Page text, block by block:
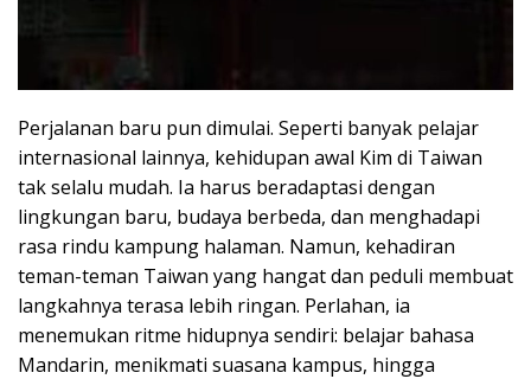
Perjalanan baru pun dimulai. Seperti banyak pelajar
internasional lainnya, kehidupan awal Kim di Taiwan
tak selalu mudah. Ia harus beradaptasi dengan
lingkungan baru, budaya berbeda, dan menghadapi
rasa rindu kampung halaman. Namun, kehadiran
teman-teman Taiwan yang hangat dan peduli membuat
langkahnya terasa lebih ringan. Perlahan, ia
menemukan ritme hidupnya sendiri: belajar bahasa
Mandarin, menikmati suasana kampus, hingga